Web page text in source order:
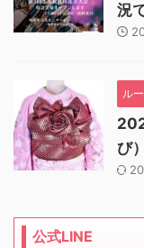
況
ル
び）
公式LINE